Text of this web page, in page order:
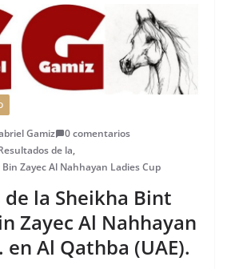
Gamiz
0 comentarios
de la,
Zayec Al Nahhayan Ladies Cup
la Sheikha Bint
Zayec Al Nahhayan
en Al Qathba (UAE).